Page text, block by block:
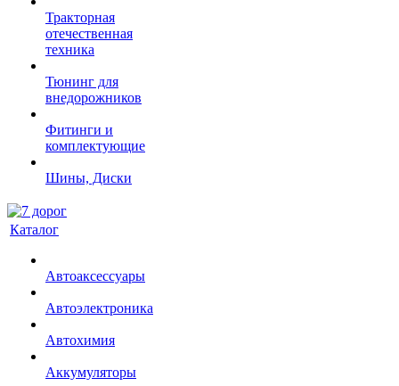
Тракторная
отечественная
техника
Тюнинг для
внедорожников
Фитинги и
комплектующие
Шины, Диски
Каталог
Автоаксессуары
Автоэлектроника
Автохимия
Аккумуляторы